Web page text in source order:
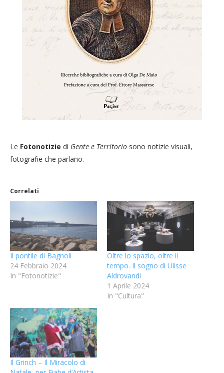
Le Fotonotizie di Gente e Territorio sono notizie visuali,
fotografie che parlano.
Correlati
Il pontile di Bagnoli
24 Febbraio 2024
In "Fotonotizie"
Oltre lo spazio, oltre il
tempo. Il sogno di Ulisse
Aldrovandi
1 Aprile 2024
In "Cultura"
Il Grinch – Il Miracolo di